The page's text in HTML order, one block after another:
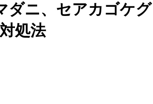
ダニ、セアカゴケグ
処法